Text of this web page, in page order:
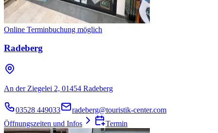
Online Terminbuchung möglich
Radeberg
An der Ziegelei 2, 01454 Radeberg
03528 449033
radeberg@touristik-center.com
Öffnungszeiten und Infos
Termin